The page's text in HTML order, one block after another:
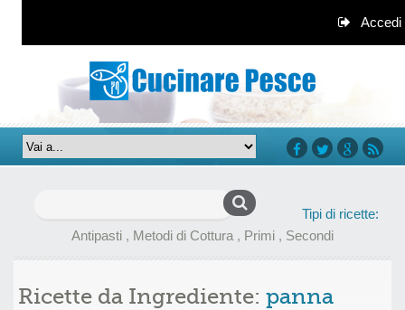
Accedi
Tipi di ricette:
Antipasti , Metodi di Cottura , Primi , Secondi
Ricette da Ingrediente: panna